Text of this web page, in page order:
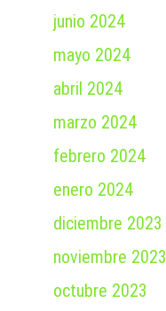
junio 2024
mayo 2024
abril 2024
marzo 2024
febrero 2024
enero 2024
diciembre 2023
noviembre 2023
octubre 2023